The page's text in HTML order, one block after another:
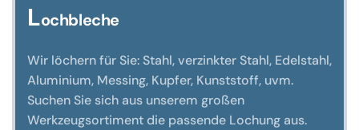
Lochbleche
Wir löchern für Sie: Stahl, verzinkter Stahl, Edelstahl,
Aluminium, Messing, Kupfer, Kunststoff, uvm.
Suchen Sie sich aus unserem großen
Werkzeugsortiment die passende Lochung aus.